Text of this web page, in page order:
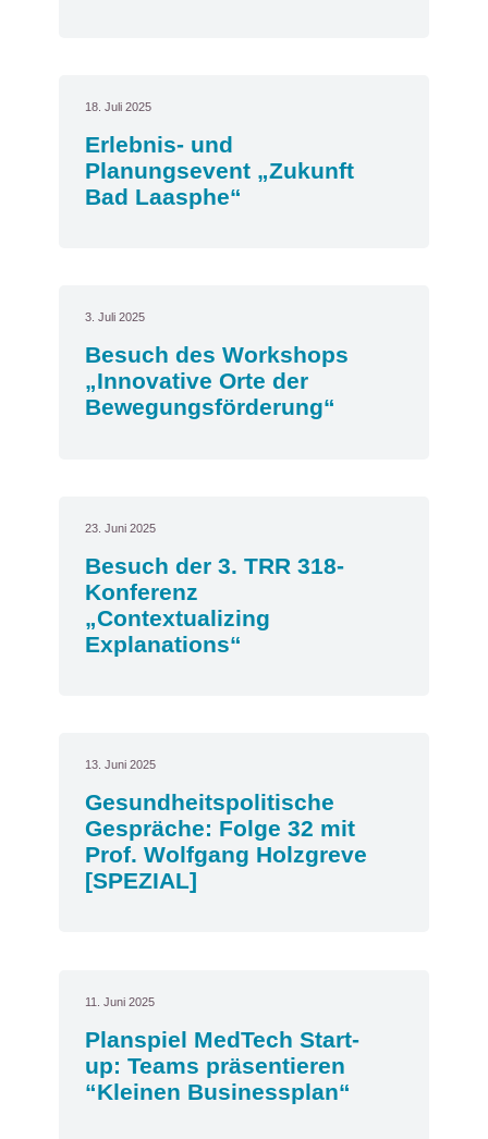
18. Juli 2025
Erlebnis- und
Planungsevent „Zukunft
Bad Laasphe“
3. Juli 2025
Besuch des Workshops
„Innovative Orte der
Bewegungsförderung“
23. Juni 2025
Besuch der 3. TRR 318-
Konferenz
„Contextualizing
Explanations“
13. Juni 2025
Gesundheitspolitische
Gespräche: Folge 32 mit
Prof. Wolfgang Holzgreve
[SPEZIAL]
11. Juni 2025
Planspiel MedTech Start-
up: Teams präsentieren
“Kleinen Businessplan“